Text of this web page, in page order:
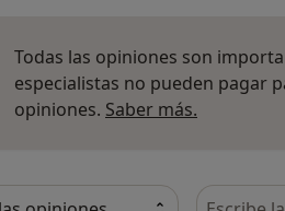
Todas las opiniones son
especialistas no pueden pagar
opiniones. Saber más.
Busca en